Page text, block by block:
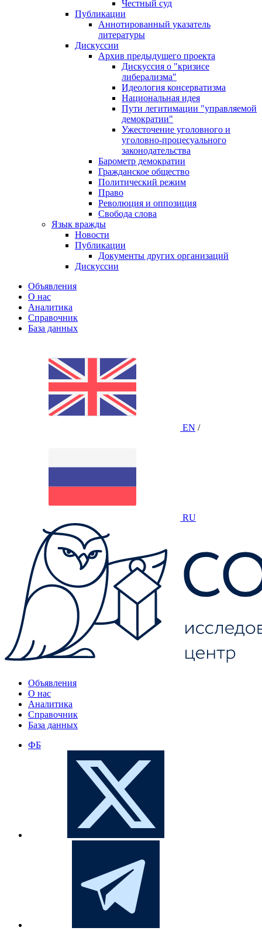
Честный суд
Публикации
Аннотированный указатель
литературы
Дискуссии
Архив предыдущего проекта
Дискуссия о "кризисе
либерализма"
Идеология консерватизма
Национальная идея
Пути легитимации "управляемой
демократии"
Ужесточение уголовного и
уголовно-процесуального
законодательства
Барометр демократии
Гражданское общество
Политический режим
Право
Революция и оппозиция
Свобода слова
Язык вражды
Новости
Публикации
Документы других организаций
Дискуссии
Объявления
О нас
Аналитика
Справочник
База данных
EN /
RU
Объявления
О нас
Аналитика
Справочник
База данных
ФБ